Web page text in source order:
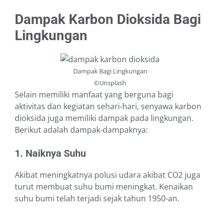
Dampak Karbon Dioksida Bagi
Lingkungan
Dampak Bagi Lingkungan
©Unsplash
Selain memiliki manfaat yang berguna bagi
aktivitas dan kegiatan sehari-hari, senyawa karbon
dioksida juga memiliki dampak pada lingkungan.
Berikut adalah dampak-dampaknya:
1. Naiknya Suhu
Akibat meningkatnya polusi udara akibat CO2 juga
turut membuat suhu bumi meningkat. Kenaikan
suhu bumi telah terjadi sejak tahun 1950-an.